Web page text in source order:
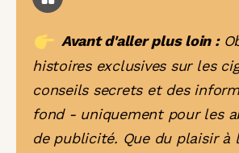
Avant d'aller plus loin :
histoires exclusives sur les
conseils secrets et des
fond - uniquement pour les
de publicité. Que du plaisir à